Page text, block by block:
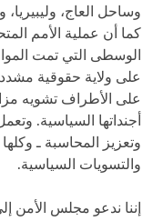
وساحل العاج،
كما أن عملية الأمم
على ولاية حقوقية
على الأطراف تشويه
أجنداتها السياسية.
وتعزيز المحاسبة ـ
والتسويات السياسية.
إننا ندعو مجلس الأمن